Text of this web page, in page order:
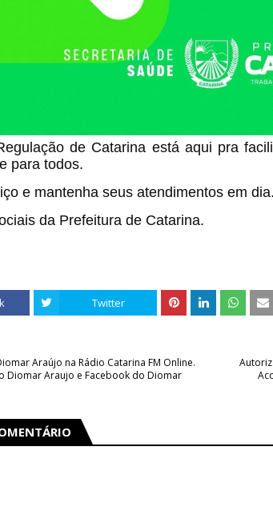
de Catarina está aqui pra
para todos.
e mantenha seus atendimentos em
da Prefeitura de Catarina.
Twitter
Araújo na Rádio Catarina FM Online.
Diomar Araujo e Facebook do Diomar